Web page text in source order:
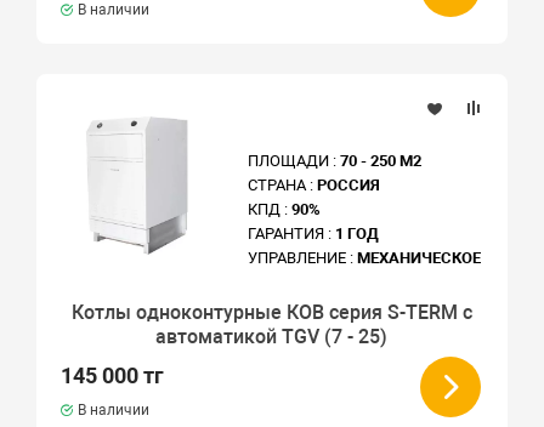
В наличии
ПЛОЩАДИ : 70 - 250 М2
СТРАНА : РОССИЯ
КПД : 90%
ГАРАНТИЯ : 1 ГОД
УПРАВЛЕНИЕ : МЕХАНИЧЕСКОЕ
Котлы одноконтурные КОВ серия S-TERM с
автоматикой TGV (7 - 25)
145 000 тг
В наличии